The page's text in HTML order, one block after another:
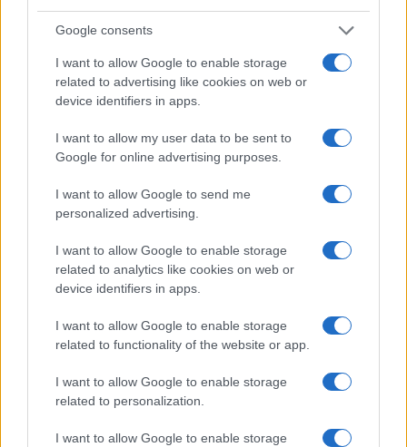
Google consents
I want to allow Google to enable storage
related to advertising like cookies on web or
device identifiers in apps.
I want to allow my user data to be sent to
Google for online advertising purposes.
I want to allow Google to send me
personalized advertising.
I want to allow Google to enable storage
related to analytics like cookies on web or
device identifiers in apps.
I want to allow Google to enable storage
related to functionality of the website or app.
I want to allow Google to enable storage
related to personalization.
I want to allow Google to enable storage
Letizia Fontana · 8 Ago 2026
ritorno sul palco
Susanna Riva · 6 Ago 2026